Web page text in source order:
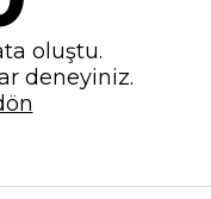
oluştu.
deneyiniz.